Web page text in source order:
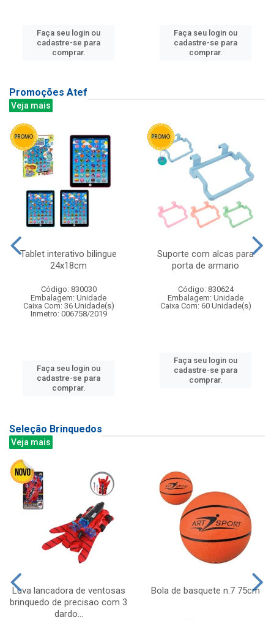
Faça seu login ou
cadastre-se para
comprar.
Faça seu login ou
cadastre-se para
comprar.
Promoções Atef
Veja mais
Tablet interativo bilingue
24x18cm
Código: 830030
Embalagem: Unidade
Caixa Com: 36 Unidade(s)
Inmetro: 006758/2019
Faça seu login ou
cadastre-se para
comprar.
Suporte com alcas para
porta de armario
Código: 830624
Embalagem: Unidade
Caixa Com: 60 Unidade(s)
Faça seu login ou
cadastre-se para
comprar.
Seleção Brinquedos
Veja mais
Luva lancadora de ventosas
brinquedo de precisao com 3
dardo...
Bola de basquete n.7 75cm